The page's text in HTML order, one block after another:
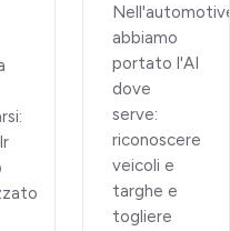
abbiamo
portato l'AI
dove
serve:
riconoscere
veicoli e
targhe e
togliere